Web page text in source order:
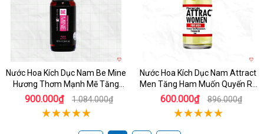
Nước Hoa Kích Dục Nam Be Mine
Hương Thơm Mạnh Mẽ Tăng
Hưng Phấn
900.000₫ 1.084.000₫
Nước Hoa Kích Dục Nam Attract
Men Tăng Ham Muốn Quyến Rũ
Mạnh Mẽ
600.000₫ 896.000₫